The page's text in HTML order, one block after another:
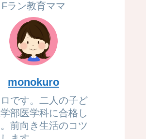
Fラン教育ママ
monokuro
です。二人の子ど
部医学科に合格し
前向き生活のコツ